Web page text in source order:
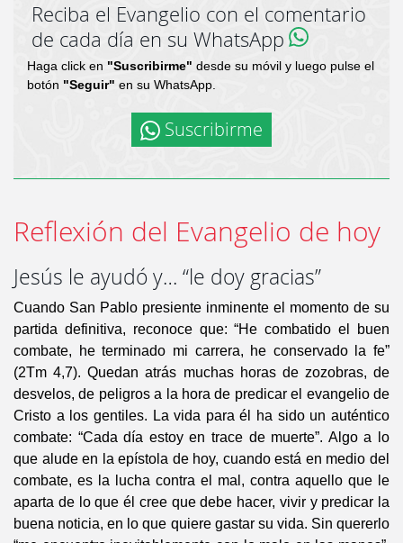
Reciba el Evangelio con el comentario
de cada día en su WhatsApp
Haga click en "Suscribirme" desde su móvil y luego pulse el
botón "Seguir" en su WhatsApp.
Suscribirme
Reflexión del Evangelio de hoy
Jesús le ayudó y… “le doy gracias”
Cuando San Pablo presiente inminente el momento de su
partida definitiva, reconoce que: “He combatido el buen
combate, he terminado mi carrera, he conservado la fe”
(2Tm 4,7). Quedan atrás muchas horas de zozobras, de
desvelos, de peligros a la hora de predicar el evangelio de
Cristo a los gentiles. La vida para él ha sido un auténtico
combate: “Cada día estoy en trace de muerte”. Algo a lo
que alude en la epístola de hoy, cuando está en medio del
combate, es la lucha contra el mal, contra aquello que le
aparta de lo que él cree que debe hacer, vivir y predicar la
buena noticia, en lo que quiere gastar su vida. Sin quererlo